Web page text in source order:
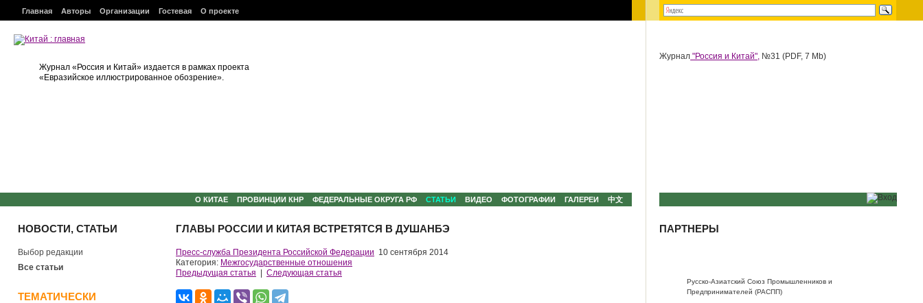
Главная Авторы Организации Гостевая О проекте
Журнал «Россия и Китай» издается в рамках проекта
«Евразийское иллюстрированное обозрение».
О КИТАЕ ПРОВИНЦИИ КНР ФЕДЕРАЛЬНЫЕ ОКРУГА РФ СТАТЬИ ВИДЕО ФОТОГРАФИИ ГАЛЕРЕИ 中文
НОВОСТИ, СТАТЬИ
Выбор редакции
Все статьи
ТЕМАТИЧЕСКИ
ГЛАВЫ РОССИИ И КИТАЯ ВСТРЕТЯТСЯ В ДУШАНБЭ
Пресс-служба Президента Российской Федерации 10 сентября 2014
Категория: Межгосударственные отношения
Предыдущая статья
Следующая статья
Журнал "Россия и Китай", №31 (PDF, 7 Mb)
ПАРТНЕРЫ
Русско-Азиатский Союз Промышленников и
Предпринимателей (РАСПП)